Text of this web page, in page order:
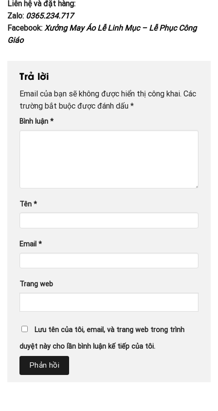
Liên hệ và đặt hàng:
Zalo: 0365.234.717
Facebook: Xưởng May Áo Lễ Linh Mục – Lễ Phục Công
Giáo
Trả lời
Email của bạn sẽ không được hiển thị công khai. Các
trường bắt buộc được đánh dấu *
Bình luận *
Tên *
Email *
Trang web
Lưu tên của tôi, email, và trang web trong trình
duyệt này cho lần bình luận kế tiếp của tôi.